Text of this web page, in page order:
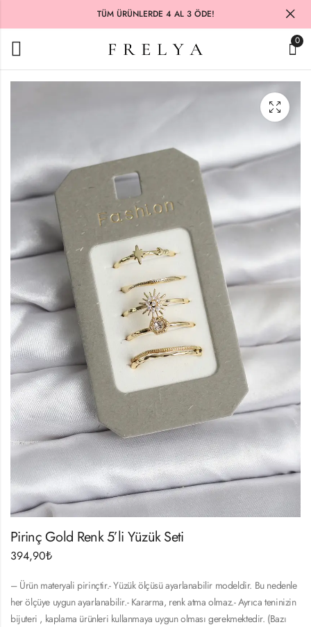
TÜM ÜRÜNLERDE 4 AL 3 ÖDE!
0
Pirinç Gold Renk 5’li Yüzük Seti
394,90₺
– Ürün materyali pirinçtir.- Yüzük ölçüsü ayarlanabilir modeldir. Bu nedenle
her ölçüye uygun ayarlanabilir.- Kararma, renk atma olmaz.- Ayrıca teninizin
bijuteri , kaplama ürünleri kullanmaya uygun olması gerekmektedir. (Bazı